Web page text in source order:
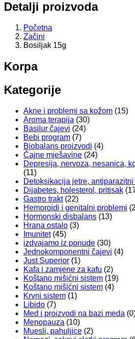
Detalji proizvoda
Početna
Začini
Bosiljak 15g
Korpa
Kategorije
Akne i problemi sa kožom (15)
Aroma terapija (30)
Basilur čajevi (24)
Bebi program (7)
Biobalans proizvodi (4)
Čajne mješavine (24)
Depresija, nervoza, nesanica,
(11)
Detoksikacija jetre,
Dijabetes, holesterol, pritisak
Gastro trakt (22)
Hemoroidi i genitalni problemi
Hormonski disbalans (13)
Hrana ostalo (3)
Imunitet (45)
izdvajamo iz ponude (30)
Jednokomponentni čajevi (4)
Just Superior (1)
Kafa i zamjene za kafu (2)
Koštano mišićni sistem (19)
Koštano mišićni sistem (4)
Krvni sistem (1)
Libido (7)
Med i proizvodi na bazi meda
Menopauza (10)
Muesli, pahuljice (2)